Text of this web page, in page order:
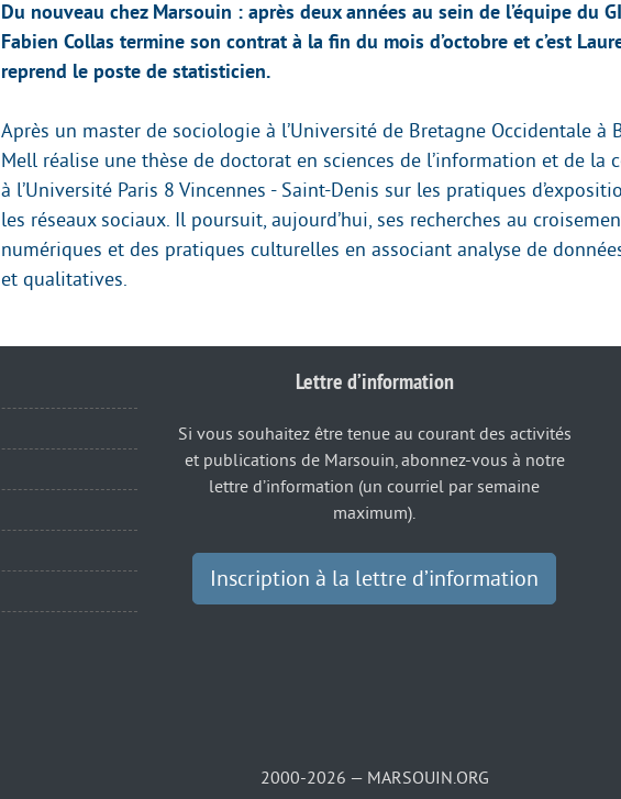
Du nouveau chez Marsouin : après deux années au sein de l’équipe du
Fabien Collas termine son contrat à la fin du mois d’octobre et c’est
reprend le poste de statisticien.
Après un master de sociologie à l’Université de Bretagne Occidentale à
Mell réalise une thèse de doctorat en sciences de l’information et de la
à l’Université Paris 8 Vincennes - Saint-Denis sur les pratiques
les réseaux sociaux. Il poursuit, aujourd’hui, ses recherches au
numériques et des pratiques culturelles en associant analyse de
et qualitatives.
Lettre d’information
Si vous souhaitez être tenue au courant des activités
et publications de Marsouin, abonnez-vous à notre
lettre d’information (un courriel par semaine
maximum).
Inscription à la lettre d’information
2000-2026 — MARSOUIN.ORG